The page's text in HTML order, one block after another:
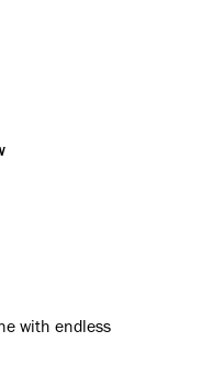
with endless